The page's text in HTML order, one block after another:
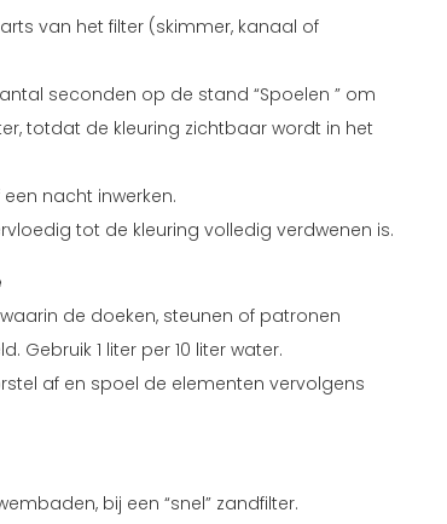
van het filter (skimmer, kanaal of
seconden op de stand “Spoelen ” om
totdat de kleuring zichtbaar wordt in het
nacht inwerken.
tot de kleuring volledig verdwenen is.
waarin de doeken, steunen of patronen
Gebruik 1 liter per 10 liter water.
af en spoel de elementen vervolgens
bij een “snel” zandfilter.